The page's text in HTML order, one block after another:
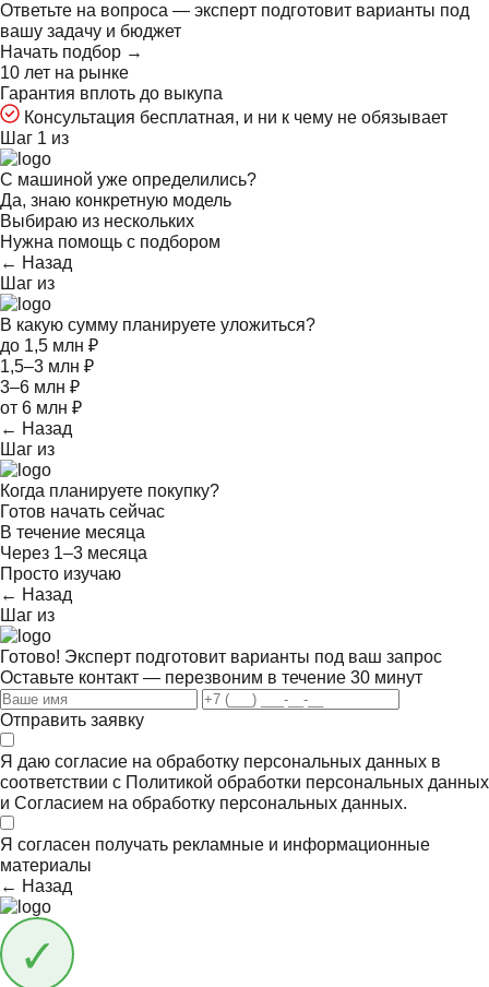
Ответьте на вопроса — эксперт подготовит варианты под
вашу задачу и бюджет
Начать подбор →
10 лет на рынке
Гарантия вплоть до выкупа
Консультация бесплатная, и ни к чему не обязывает
Шаг 1 из
С машиной уже определились?
Да, знаю конкретную модель
Выбираю из нескольких
Нужна помощь с подбором
← Назад
Шаг из
В какую сумму планируете уложиться?
до 1,5 млн ₽
1,5–3 млн ₽
3–6 млн ₽
от 6 млн ₽
← Назад
Шаг из
Когда планируете покупку?
Готов начать сейчас
В течение месяца
Через 1–3 месяца
Просто изучаю
← Назад
Шаг из
Готово! Эксперт подготовит варианты под ваш запрос
Оставьте контакт — перезвоним в течение 30 минут
Отправить заявку
Я даю согласие на обработку персональных данных в
соответствии с Политикой обработки персональных данных
и Согласием на обработку персональных данных.
Я согласен получать рекламные и информационные
материалы
← Назад